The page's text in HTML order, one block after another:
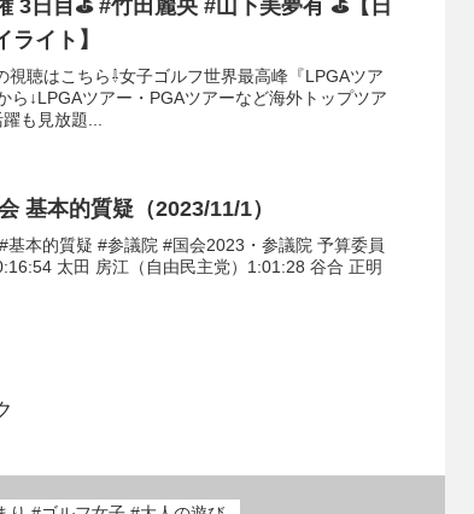
目⛳️ #竹田麗央 #山下美夢有 ⛳️【日
イト】
聴はこちら⇩女子ゴルフ世界最高峰『LPGAツア
ら↓LPGAツアー・PGAツアーなど海外トップツア
も見放題...
基本的質疑（2023/11/1）
本的質疑 #参議院 #国会2023・参議院 予算委員
太田 房江（自由民主党）1:01:28 谷合 正明